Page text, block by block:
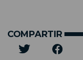
COMPARTIR